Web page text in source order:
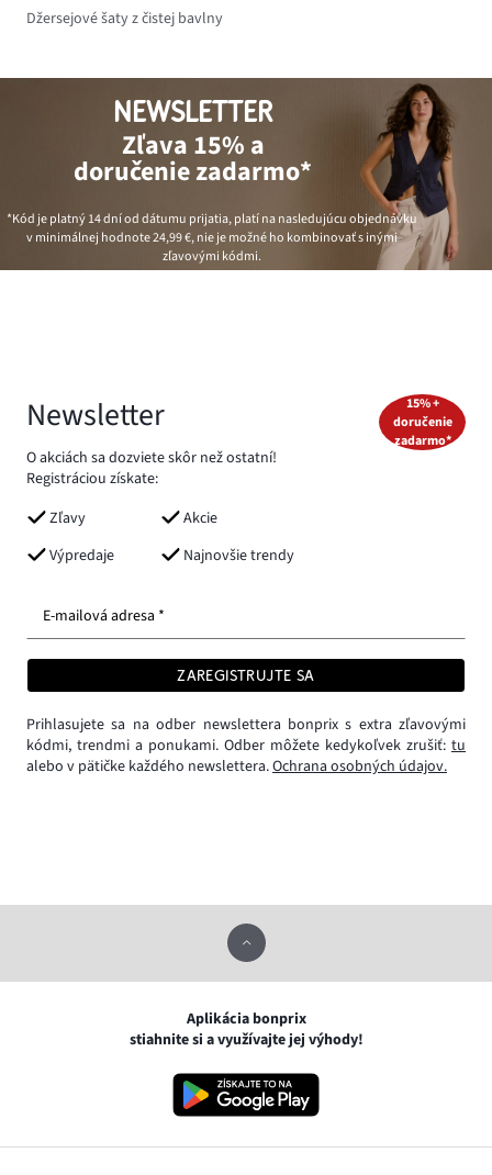
Džersejové šaty z čistej bavlny
NEWSLETTER
Zľava 15% a
doručenie zadarmo*
*Kód je platný 14 dní od dátumu prijatia, platí na nasledujúcu objednávku
v minimálnej hodnote24,99 €, nie je možné ho kombinovať s inými
zľavovými kódmi.
Newsletter
O akciách sa dozviete skôr než ostatní!
Registráciou získate:
Zľavy
Akcie
Výpredaje
Najnovšie trendy
15% +
doručenie
zadarmo*
E-mailová adresa *
ZAREGISTRUJTE SA
Prihlasujete sa na odber newslettera bonprix s extra zľavovými
kódmi, trendmi a ponukami. Odber môžete kedykoľvek zrušiť: tu
alebo v pätičke každého newslettera.Ochrana osobných údajov.
Aplikácia bonprix
stiahnite si a využívajte jej výhody!